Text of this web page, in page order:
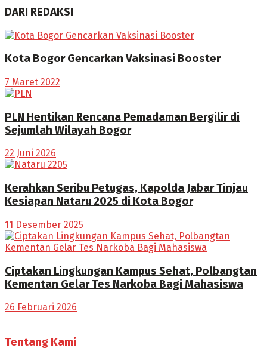
DARI REDAKSI
Kota Bogor Gencarkan Vaksinasi Booster
7 Maret 2022
PLN Hentikan Rencana Pemadaman Bergilir di
Sejumlah Wilayah Bogor
22 Juni 2026
Kerahkan Seribu Petugas, Kapolda Jabar Tinjau
Kesiapan Nataru 2025 di Kota Bogor
11 Desember 2025
Ciptakan Lingkungan Kampus Sehat, Polbangtan
Kementan Gelar Tes Narkoba Bagi Mahasiswa
26 Februari 2026
Tentang Kami